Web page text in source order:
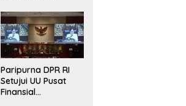
Penyerobotan
Tanah di Sumsel
Paripurna DPR RI
Setujui UU Pusat
Finansial